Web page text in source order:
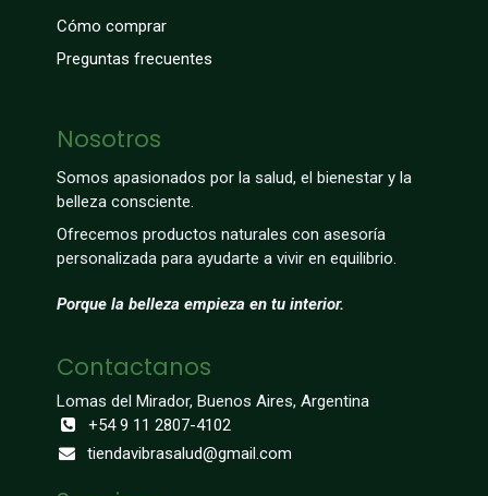
Cómo comprar
Preguntas frecuentes
Nosotros
Somos apasionados por la salud, el bienestar y la
belleza consciente.
Ofrecemos productos naturales con asesoría
personalizada para ayudarte a vivir en equilibrio.
Porque la belleza empieza en tu interior.
Contactanos
Lomas del Mirador, Buenos Aires, Argentina
+54 9 11 2807-4102
tiendavibrasalud@gmail.com